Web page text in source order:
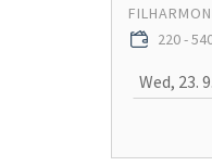
220 -
Wed, 23.